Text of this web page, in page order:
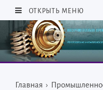
ОТКРЫТЬ МЕНЮ
Главная ›